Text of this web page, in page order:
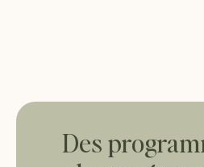
Des